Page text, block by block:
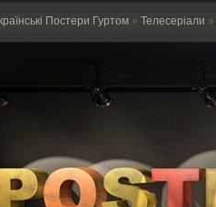
Постери Гуртом » Телесеріали »